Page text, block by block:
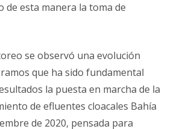
de esta manera la toma de
se observó una evolución
que ha sido fundamental
la puesta en marcha de la
de efluentes cloacales Bahía
de 2020, pensada para